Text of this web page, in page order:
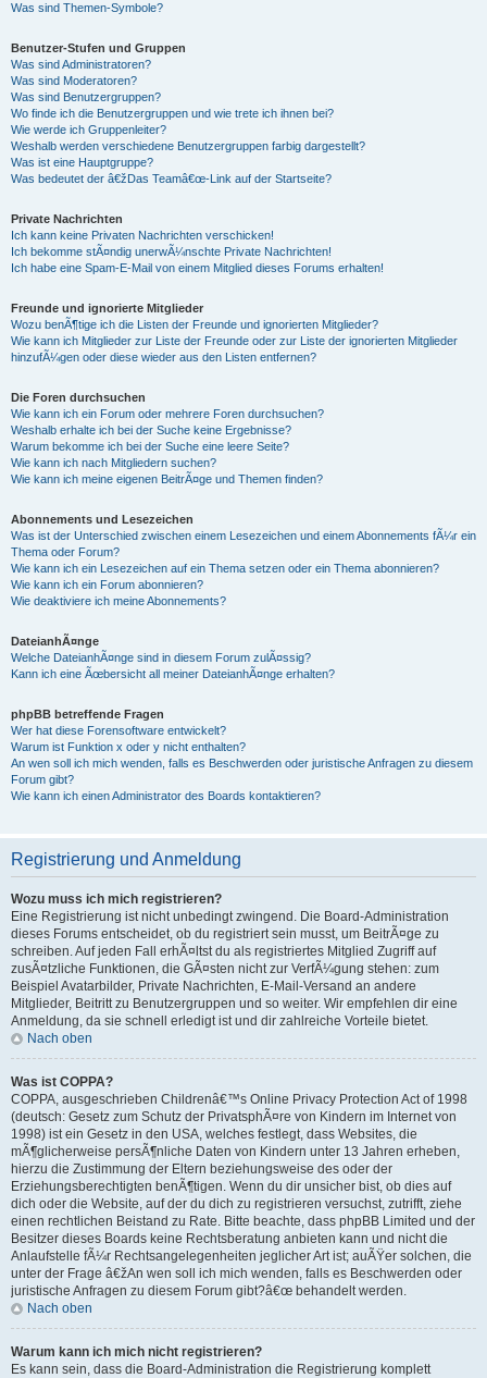
Was sind Themen-Symbole?
Benutzer-Stufen und Gruppen
Was sind Administratoren?
Was sind Moderatoren?
Was sind Benutzergruppen?
Wo finde ich die Benutzergruppen und wie trete ich ihnen bei?
Wie werde ich Gruppenleiter?
Weshalb werden verschiedene Benutzergruppen farbig dargestellt?
Was ist eine Hauptgruppe?
Was bedeutet der â€žDas Teamâ€œ-Link auf der Startseite?
Private Nachrichten
Ich kann keine Privaten Nachrichten verschicken!
Ich bekomme stÃ¤ndig unerwÃ¼nschte Private Nachrichten!
Ich habe eine Spam-E-Mail von einem Mitglied dieses Forums erhalten!
Freunde und ignorierte Mitglieder
Wozu benÃ¶tige ich die Listen der Freunde und ignorierten Mitglieder?
Wie kann ich Mitglieder zur Liste der Freunde oder zur Liste der ignorierten Mitglieder
hinzufÃ¼gen oder diese wieder aus den Listen entfernen?
Die Foren durchsuchen
Wie kann ich ein Forum oder mehrere Foren durchsuchen?
Weshalb erhalte ich bei der Suche keine Ergebnisse?
Warum bekomme ich bei der Suche eine leere Seite?
Wie kann ich nach Mitgliedern suchen?
Wie kann ich meine eigenen BeitrÃ¤ge und Themen finden?
Abonnements und Lesezeichen
Was ist der Unterschied zwischen einem Lesezeichen und einem Abonnements fÃ¼r ein
Thema oder Forum?
Wie kann ich ein Lesezeichen auf ein Thema setzen oder ein Thema abonnieren?
Wie kann ich ein Forum abonnieren?
Wie deaktiviere ich meine Abonnements?
DateianhÃ¤nge
Welche DateianhÃ¤nge sind in diesem Forum zulÃ¤ssig?
Kann ich eine Ãœbersicht all meiner DateianhÃ¤nge erhalten?
phpBB betreffende Fragen
Wer hat diese Forensoftware entwickelt?
Warum ist Funktion x oder y nicht enthalten?
An wen soll ich mich wenden, falls es Beschwerden oder juristische Anfragen zu diesem
Forum gibt?
Wie kann ich einen Administrator des Boards kontaktieren?
Registrierung und Anmeldung
Wozu muss ich mich registrieren?
Eine Registrierung ist nicht unbedingt zwingend. Die Board-Administration
dieses Forums entscheidet, ob du registriert sein musst, um BeitrÃ¤ge zu
schreiben. Auf jeden Fall erhÃ¤ltst du als registriertes Mitglied Zugriff auf
zusÃ¤tzliche Funktionen, die GÃ¤sten nicht zur VerfÃ¼gung stehen: zum
Beispiel Avatarbilder, Private Nachrichten, E-Mail-Versand an andere
Mitglieder, Beitritt zu Benutzergruppen und so weiter. Wir empfehlen dir eine
Anmeldung, da sie schnell erledigt ist und dir zahlreiche Vorteile bietet.
Nach oben
Was ist COPPA?
COPPA, ausgeschrieben Childrenâ€™s Online Privacy Protection Act of 1998
(deutsch: Gesetz zum Schutz der PrivatsphÃ¤re von Kindern im Internet von
1998) ist ein Gesetz in den USA, welches festlegt, dass Websites, die
mÃ¶glicherweise persÃ¶nliche Daten von Kindern unter 13 Jahren erheben,
hierzu die Zustimmung der Eltern beziehungsweise des oder der
Erziehungsberechtigten benÃ¶tigen. Wenn du dir unsicher bist, ob dies auf
dich oder die Website, auf der du dich zu registrieren versuchst, zutrifft, ziehe
einen rechtlichen Beistand zu Rate. Bitte beachte, dass phpBB Limited und der
Besitzer dieses Boards keine Rechtsberatung anbieten kann und nicht die
Anlaufstelle fÃ¼r Rechtsangelegenheiten jeglicher Art ist; auÃŸer solchen, die
unter der Frage â€žAn wen soll ich mich wenden, falls es Beschwerden oder
juristische Anfragen zu diesem Forum gibt?â€œ behandelt werden.
Nach oben
Warum kann ich mich nicht registrieren?
Es kann sein, dass die Board-Administration die Registrierung komplett